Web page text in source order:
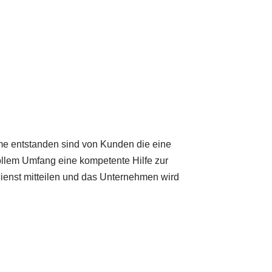
entstanden sind von Kunden die eine
Umfang eine kompetente Hilfe zur
mitteilen und das Unternehmen wird